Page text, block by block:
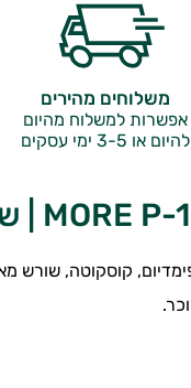
משלוחים מהירים
אפשרות למשלוח מהיום
להיום או 3-5 ימי עסקים
קוסקוטה, שורש